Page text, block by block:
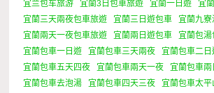
宜兰包车旅游
宜蘭3日包車旅遊 宜蘭一日遊
宜
宜蘭三天兩夜包車旅遊
宜蘭三日遊包車
宜蘭九
宜蘭兩天一夜包車旅遊
宜蘭兩日遊包車 宜蘭包湯
宜蘭包車一日遊
宜蘭包車三天兩夜
宜蘭包車二日
宜蘭包車五天四夜
宜蘭包車兩天一夜
宜蘭包車兩
宜蘭包車去泡湯
宜蘭包車四天三夜 宜蘭包車太平